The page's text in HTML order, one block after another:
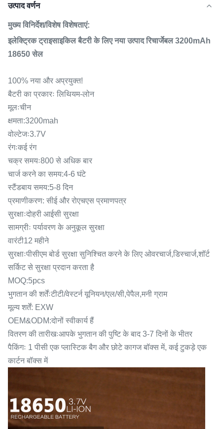
उत्पाद वर्णन
मुख्य विनिर्देश/विशेष विशेषताएं:
इलेक्ट्रिक ट्राइसाइकिल बैटरी के लिए नया उत्पाद रिचार्जेबल 3200mAh
18650 सेल
100% नया और अप्रयुक्त!
बैटरी का प्रकारः लिथियम-लोन
मूलःचीन
क्षमता:3200mah
वोल्टेजः3.7V
रंगःकई रंग
चक्र समयः800 से अधिक बार
चार्ज करने का समय:4-6 घंटे
स्टैंडबाय समय:5-8 दिन
प्रमाणीकरण: सीई और रोएचएस प्रमाणपत्र
सुरक्षाःदोहरी आईसी सुरक्षा
सामग्रीः पर्यावरण के अनुकूल सुरक्षा
वारंटी12 महीने
सुरक्षाःपीसीएम बोर्ड सुरक्षा सुनिश्चित करने के लिए ओवरचार्ज,डिस्चार्ज,शॉर्ट
सर्किट से सुरक्षा प्रदान करता है
MOQ:5pcs
भुगतान की शर्तेंःटीटी/वेस्टर्न यूनियन/एल/सी,पेपैल,मनी ग्राम
मूल्य शर्तें: EXW
OEM&ODM:दोनों स्वीकार्य हैं
वितरण की तारीखःआपके भुगतान की पुष्टि के बाद 3-7 दिनों के भीतर
पैकिंगः 1 पीसी एक प्लास्टिक बैग और छोटे कागज बॉक्स में, कई टुकड़े एक
कार्टन बॉक्स में